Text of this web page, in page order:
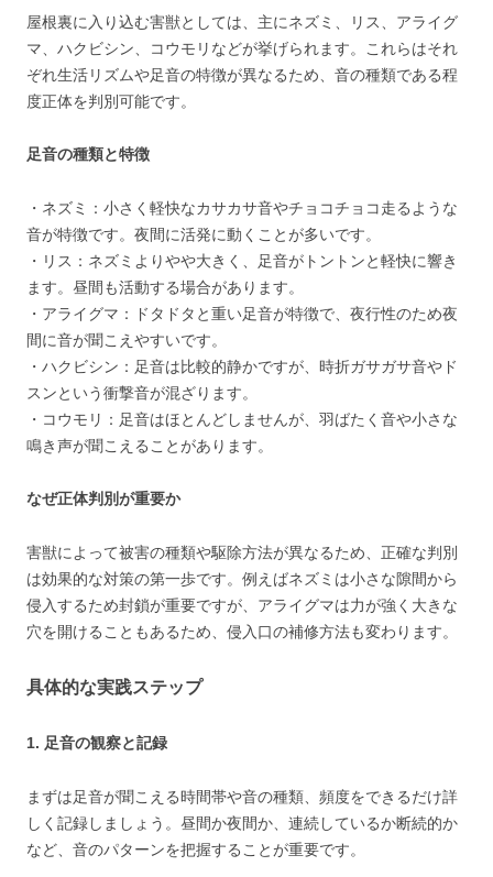
屋根裏に入り込む害獣としては、主にネズミ、リス、アライグ
マ、ハクビシン、コウモリなどが挙げられます。これらはそれ
ぞれ生活リズムや足音の特徴が異なるため、音の種類である程
度正体を判別可能です。
足音の種類と特徴
・ネズミ：小さく軽快なカサカサ音やチョコチョコ走るような
音が特徴です。夜間に活発に動くことが多いです。
・リス：ネズミよりやや大きく、足音がトントンと軽快に響き
ます。昼間も活動する場合があります。
・アライグマ：ドタドタと重い足音が特徴で、夜行性のため夜
間に音が聞こえやすいです。
・ハクビシン：足音は比較的静かですが、時折ガサガサ音やド
スンという衝撃音が混ざります。
・コウモリ：足音はほとんどしませんが、羽ばたく音や小さな
鳴き声が聞こえることがあります。
なぜ正体判別が重要か
害獣によって被害の種類や駆除方法が異なるため、正確な判別
は効果的な対策の第一歩です。例えばネズミは小さな隙間から
侵入するため封鎖が重要ですが、アライグマは力が強く大きな
穴を開けることもあるため、侵入口の補修方法も変わります。
具体的な実践ステップ
1. 足音の観察と記録
まずは足音が聞こえる時間帯や音の種類、頻度をできるだけ詳
しく記録しましょう。昼間か夜間か、連続しているか断続的か
など、音のパターンを把握することが重要です。